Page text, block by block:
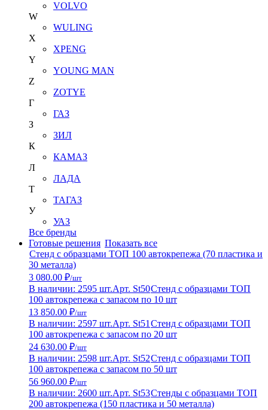
VOLVO
W
WULING
X
XPENG
Y
YOUNG MAN
Z
ZOTYE
Г
ГАЗ
З
ЗИЛ
К
КАМАЗ
Л
ЛАДА
Т
ТАГАЗ
У
УАЗ
Все бренды
Готовые решения Показать все
Стенд с образцами ТОП 100 автокрепежа (70 пластика и
30 металла)
3 080.00 ₽/шт
В наличии: 2595 шт.Арт. St50Стенд с образцами ТОП
100 автокрепежа с запасом по 10 шт
13 850.00 ₽/шт
В наличии: 2597 шт.Арт. St51 Стенд с образцами ТОП
100 автокрепежа с запасом по 20 шт
24 630.00 ₽/шт
В наличии: 2598 шт.Арт. St52Стенд с образцами ТОП
100 автокрепежа с запасом по 50 шт
56 960.00 ₽/шт
В наличии: 2600 шт.Арт. St53Стенды с образцами ТОП
200 автокрепежа (150 пластика и 50 металла)